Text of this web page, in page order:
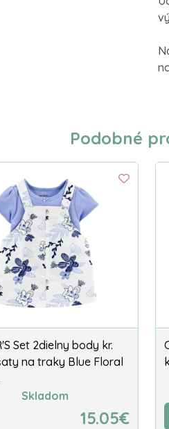
Podobné
Set 2dielny body kr.
na traky Blue Floral
Skladom
15.05€